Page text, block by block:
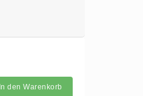
In den Warenkorb